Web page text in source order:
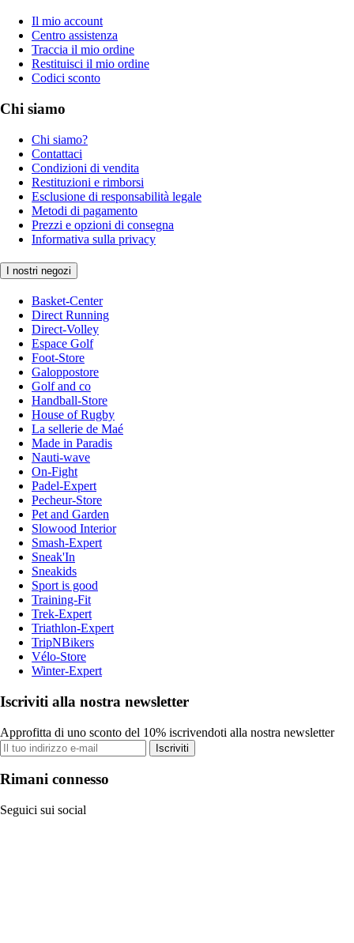
Il mio account
Centro assistenza
Traccia il mio ordine
Restituisci il mio ordine
Codici sconto
Chi siamo
Chi siamo?
Contattaci
Condizioni di vendita
Restituzioni e rimborsi
Esclusione di responsabilità legale
Metodi di pagamento
Prezzi e opzioni di consegna
Informativa sulla privacy
I nostri negozi
Basket-Center
Direct Running
Direct-Volley
Espace Golf
Foot-Store
Galoppostore
Golf and co
Handball-Store
House of Rugby
La sellerie de Maé
Made in Paradis
Nauti-wave
On-Fight
Padel-Expert
Pecheur-Store
Pet and Garden
Slowood Interior
Smash-Expert
Sneak'In
Sneakids
Sport is good
Training-Fit
Trek-Expert
Triathlon-Expert
TripNBikers
Vélo-Store
Winter-Expert
Iscriviti alla nostra newsletter
Approfitta di uno sconto del 10% iscrivendoti alla nostra newsletter
Iscriviti
Rimani connesso
Seguici sui social